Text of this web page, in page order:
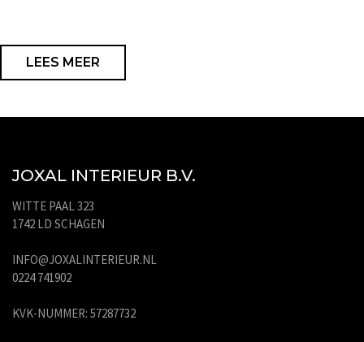
LEES MEER
JOXAL INTERIEUR B.V.
WITTE PAAL 323
1742 LD SCHAGEN
INFO@JOXALINTERIEUR.NL
0224 741902
KVK-NUMMER: 57287732